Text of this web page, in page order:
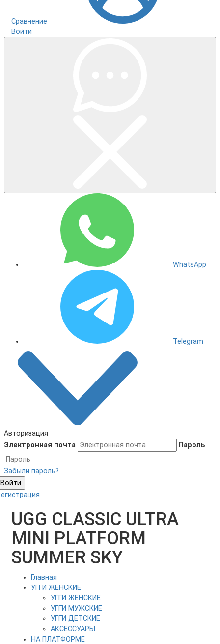
Сравнение
Войти
WhatsApp
Telegram
Авторизация
Электронная почта
Пароль
Забыли пароль?
Войти
UGG CLASSIC ULTRA
MINI PLATFORM
SUMMER SKY
Главная
УГГИ ЖЕНСКИЕ
УГГИ ЖЕНСКИЕ
УГГИ МУЖСКИЕ
УГГИ ДЕТСКИЕ
АКСЕССУАРЫ
НА ПЛАТФОРМЕ